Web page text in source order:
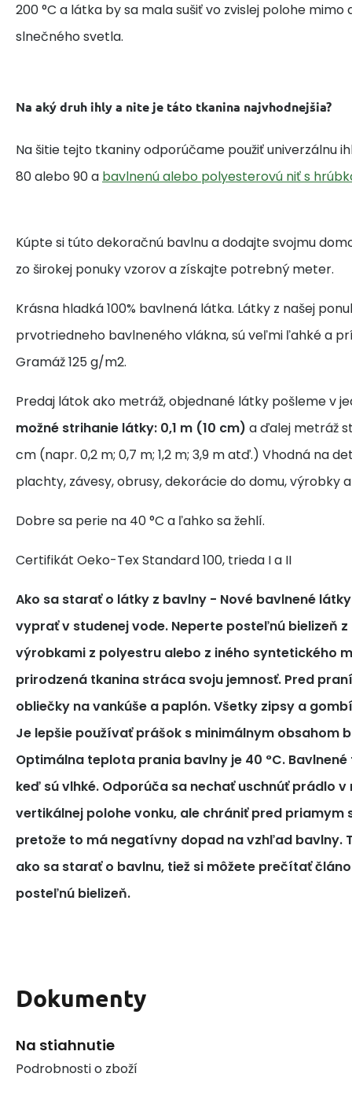
200 °C a látka by sa mala sušiť vo zvislej polohe
slnečného svetla.
Na aký druh ihly a nite je táto tkanina najvhodnejšia?
Na šitie tejto tkaniny odporúčame použiť univerzálnu
80 alebo 90 a bavlnenú alebo polyesterovú niť s
Kúpte si túto dekoračnú bavlnu a dodajte svojmu
zo širokej ponuky vzorov a získajte potrebný meter.
Krásna hladká 100% bavlnená látka. Látky z našej
prvotriedneho bavlneného vlákna, sú veľmi ľahké a
Gramáž 125 g/m2.
Predaj látok ako metráž, objednané látky pošleme v
možné strihanie látky: 0,1 m (10 cm) a ďalej metráž
cm (napr. 0,2 m; 0,7 m; 1,2 m; 3,9 m atď.) Vhodná na
plachty, závesy, obrusy, dekorácie do domu, výrobky
Dobre sa perie na 40 °C a ľahko sa žehlí.
Certifikát Oeko-Tex Standard 100, trieda I a II
Ako sa starať o látky z bavlny - Nové bavlnené
vyprať v studenej vode. Neperte posteľnú bielizeň
výrobkami z polyestru alebo z iného syntetického
prirodzená tkanina stráca svoju jemnosť. Pred
obliečky na vankúše a paplón. Všetky zipsy a
Je lepšie používať prášok s minimálnym obsahom
Optimálna teplota prania bavlny je 40 °C. Bavlnené
keď sú vlhké. Odporúča sa nechať uschnúť prádlo
vertikálnej polohe vonku, ale chrániť pred priamym
pretože to má negatívny dopad na vzhľad bavlny.
ako sa starať o bavlnu, tiež si môžete prečítať
posteľnú bielizeň.
Dokumenty
Na stiahnutie
Podrobnosti o zboží